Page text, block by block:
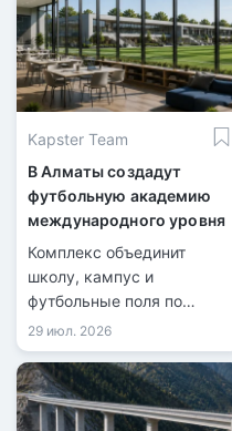
Kapster Team
В Алматы создадут
футбольную академию
международного уровня
Комплекс объединит
школу, кампус и
футбольные поля по
стандартам FIFA.
29 июл. 2026